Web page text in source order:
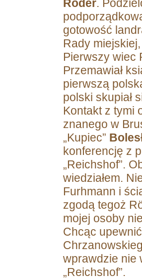
Röder.
gotowość
Rady
Pierwszy wiec
Przemawiał
pierwszą
polski skupiał
Kontakt z tymi
znanego w
„Kupiec”
konferencję z
„Reichshof”.
wiedziałem.
Furhmann i
zgodą tegoż
mojej osoby
Chcąc
wprawdzie nie
„Reichshof”.